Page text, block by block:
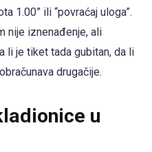
1.00” ili “povraćaj uloga”.
nije iznenađenje, ali
li je tiket tada gubitan, da li
drugačije.
u